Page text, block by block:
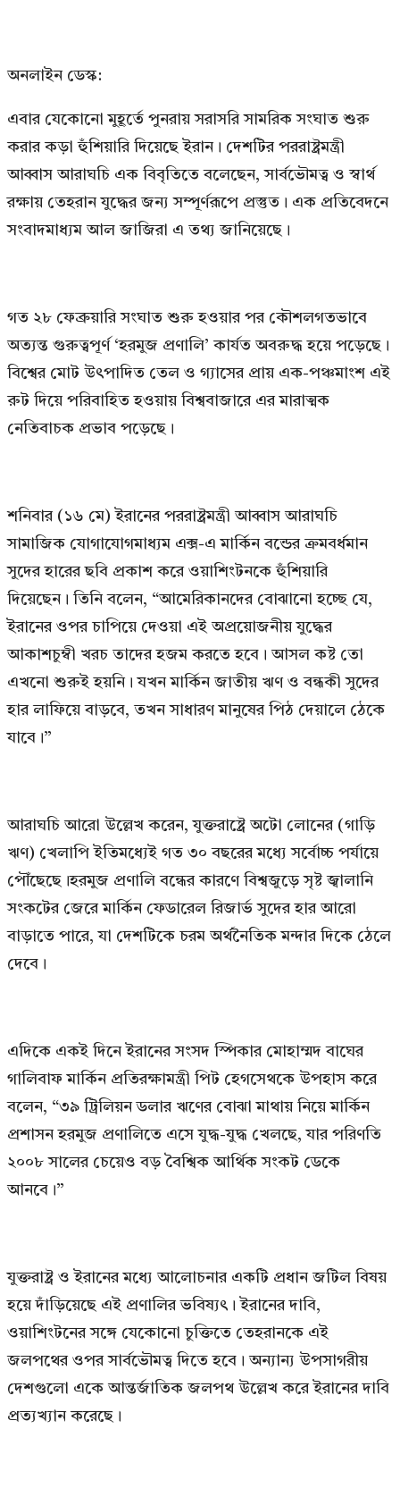
অনলাইন ডেস্ক:
এবার যেকোনো মুহূর্তে পুনরায় সরাসরি সামরিক সংঘাত শুরু
করার কড়া হুঁশিয়ারি দিয়েছে ইরান। দেশটির পররাষ্ট্রমন্ত্রী
আব্বাস আরাঘচি এক বিবৃতিতে বলেছেন, সার্বভৌমত্ব ও স্বার্থ
রক্ষায় তেহরান যুদ্ধের জন্য সম্পূর্ণরূপে প্রস্তুত। এক প্রতিবেদনে
সংবাদমাধ্যম আল জাজিরা এ তথ্য জানিয়েছে।
গত ২৮ ফেব্রুয়ারি সংঘাত শুরু হওয়ার পর কৌশলগতভাবে
অত্যন্ত গুরুত্বপূর্ণ ‘হরমুজ প্রণালি’ কার্যত অবরুদ্ধ হয়ে পড়েছে।
বিশ্বের মোট উৎপাদিত তেল ও গ্যাসের প্রায় এক-পঞ্চমাংশ এই
রুট দিয়ে পরিবাহিত হওয়ায় বিশ্ববাজারে এর মারাত্মক
নেতিবাচক প্রভাব পড়েছে।
শনিবার (১৬ মে) ইরানের পররাষ্ট্রমন্ত্রী আব্বাস আরাঘচি
সামাজিক যোগাযোগমাধ্যম এক্স-এ মার্কিন বন্ডের ক্রমবর্ধমান
সুদের হারের ছবি প্রকাশ করে ওয়াশিংটনকে হুঁশিয়ারি
দিয়েছেন। তিনি বলেন, “আমেরিকানদের বোঝানো হচ্ছে যে,
ইরানের ওপর চাপিয়ে দেওয়া এই অপ্রয়োজনীয় যুদ্ধের
আকাশচুম্বী খরচ তাদের হজম করতে হবে। আসল কষ্ট তো
এখনো শুরুই হয়নি। যখন মার্কিন জাতীয় ঋণ ও বন্ধকী সুদের
হার লাফিয়ে বাড়বে, তখন সাধারণ মানুষের পিঠ দেয়ালে ঠেকে
যাবে।”
আরাঘচি আরো উল্লেখ করেন, যুক্তরাষ্ট্রে অটো লোনের (গাড়ি
ঋণ) খেলাপি ইতিমধ্যেই গত ৩০ বছরের মধ্যে সর্বোচ্চ পর্যায়ে
পৌঁছেছে।হরমুজ প্রণালি বন্ধের কারণে বিশ্বজুড়ে সৃষ্ট জ্বালানি
সংকটের জেরে মার্কিন ফেডারেল রিজার্ভ সুদের হার আরো
বাড়াতে পারে, যা দেশটিকে চরম অর্থনৈতিক মন্দার দিকে ঠেলে
দেবে।
এদিকে একই দিনে ইরানের সংসদ স্পিকার মোহাম্মদ বাঘের
গালিবাফ মার্কিন প্রতিরক্ষামন্ত্রী পিট হেগসেথকে উপহাস করে
বলেন, “৩৯ ট্রিলিয়ন ডলার ঋণের বোঝা মাথায় নিয়ে মার্কিন
প্রশাসন হরমুজ প্রণালিতে এসে যুদ্ধ-যুদ্ধ খেলছে, যার পরিণতি
২০০৮ সালের চেয়েও বড় বৈশ্বিক আর্থিক সংকট ডেকে
আনবে।”
যুক্তরাষ্ট্র ও ইরানের মধ্যে আলোচনার একটি প্রধান জটিল বিষয়
হয়ে দাঁড়িয়েছে এই প্রণালির ভবিষ্যৎ। ইরানের দাবি,
ওয়াশিংটনের সঙ্গে যেকোনো চুক্তিতে তেহরানকে এই
জলপথের ওপর সার্বভৌমত্ব দিতে হবে। অন্যান্য উপসাগরীয়
দেশগুলো একে আন্তর্জাতিক জলপথ উল্লেখ করে ইরানের দাবি
প্রত্যখ্যান করেছে।